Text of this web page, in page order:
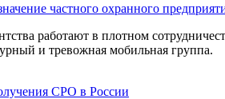
частного охранного
работают в плотном
и тревожная мобильная группа.
СРО в России